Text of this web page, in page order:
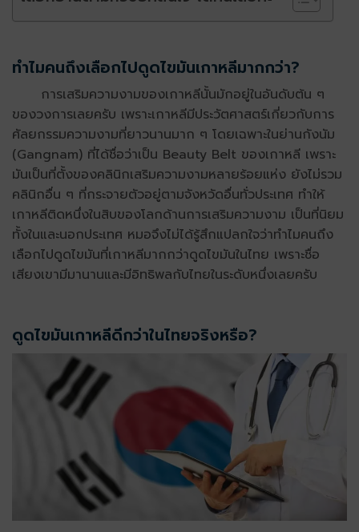
ทำไมคนถึงเลือกไปดูดไขมันเกาหลีมากกว่า?
การเสริมความงามของเกาหลีนั้นมักอยู่ในอันดับต้น ๆ
ของวงการเลยครับ เพราะเกาหลีมีประวัตศาสตร์เกี่ยวกับการ
ศัลยกรรมความงามที่ยาวนานมาก ๆ โดยเฉพาะในย่านกังนัม
(Gangnam) ที่ได้ชื่อว่าเป็น Beauty Belt ของเกาหลี เพราะ
มันเป็นที่ตั้งของคลินิกเสริมความงามหลายร้อยแห่ง ยังไม่รวม
คลินิกอื่น ๆ ที่กระจายตัวอยู่ตามจังหวัดอื่นทั่วประเทศ ทำให้
เกาหลีติดหนึ่งในสิบของโลกด้านการเสริมความงาม เป็นที่นิยม
ทั้งในและนอกประเทศ หมอจึงไม่ได้รู้สึกแปลกใจว่าทำไมคนถึง
เลือกไปดูดไขมันที่เกาหลีมากกว่าดูดไขมันในไทย เพราะชื่อ
เสียงเขามีมานานและมีอิทธิพลกับไทยในระดับหนึ่งเลยครับ
ดูดไขมันเกาหลีดีกว่าในไทยจริงหรือ?